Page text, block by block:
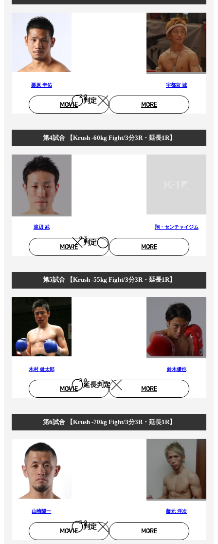
栗原 圭佑
判定
2-0
宇都宮 城
MOVIE MORE
第4試合 【Krush -60kg Fight/3分3R・延長1R】
渡辺 武
判定
0‐3
翔・センチャイジム
MOVIE MORE
第5試合 【Krush -55kg Fight/3分3R・延長1R】
木村 健太郎
延長判定
3‐0
鈴木優也
MOVIE MORE
第6試合 【Krush -70kg Fight/3分3R・延長1R】
山崎陽一
判定
3‐0
藤元 洋次
MOVIE MORE